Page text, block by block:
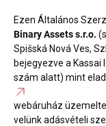
Ezen Általános
Binary Assets s.r.o.
Spišská Nová Ves,
bejegyezve a Kassai
szám alatt) mint
webáruház
velünk adásvételi